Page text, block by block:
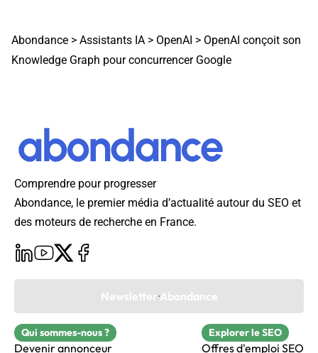
Abondance > Assistants IA > OpenAI > OpenAI conçoit son
Knowledge Graph pour concurrencer Google
Comprendre pour progresser
Abondance, le premier média d’actualité autour du SEO et
des moteurs de recherche en France.
Newsletter Abondance
Qui sommes-nous ?
Devenir annonceur
Explorer le SEO
Offres d'emploi SEO